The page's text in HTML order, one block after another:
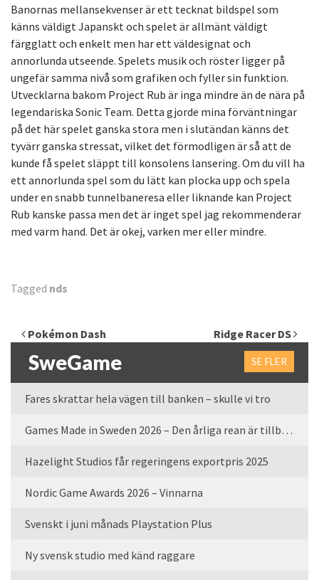
Banornas mellansekvenser är ett tecknat bildspel som
känns väldigt Japanskt och spelet är allmänt väldigt
färgglatt och enkelt men har ett väldesignat och
annorlunda utseende. Spelets musik och röster ligger på
ungefär samma nivå som grafiken och fyller sin funktion.
Utvecklarna bakom Project Rub är inga mindre än de nära på
legendariska Sonic Team. Detta gjorde mina förväntningar
på det här spelet ganska stora men i slutändan känns det
tyvärr ganska stressat, vilket det förmodligen är så att de
kunde få spelet släppt till konsolens lansering. Om du vill ha
ett annorlunda spel som du lätt kan plocka upp och spela
under en snabb tunnelbaneresa eller liknande kan Project
Rub kanske passa men det är inget spel jag rekommenderar
med varm hand. Det är okej, varken mer eller mindre.
Tagged nds
Inläggsnavigering
Pokémon Dash Ridge Racer DS
SweGame SE FLER
Fares skrattar hela vägen till banken – skulle vi tro
Games Made in Sweden 2026 – Den årliga rean är tillbaka
Hazelight Studios får regeringens exportpris 2025
Nordic Game Awards 2026 – Vinnarna
Svenskt i juni månads Playstation Plus
Ny svensk studio med känd raggare